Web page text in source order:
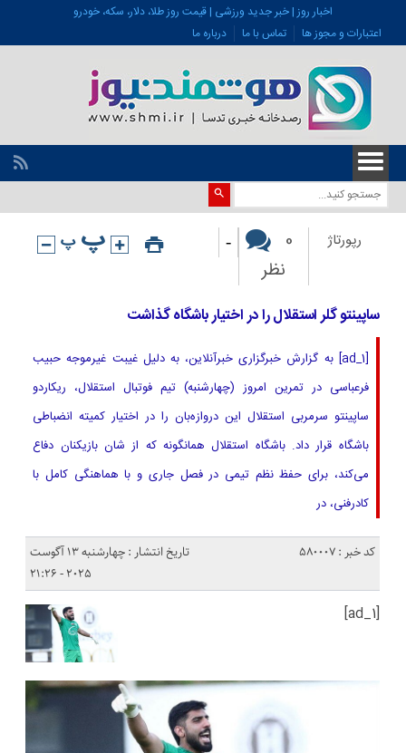
اخبار روز | خبر جدید ورزشی | قیمت روز طلا، دلار، سکه، خودرو
اعتبارات و مجوز ها
تماس با ما درباره ما
رپورتاژ
0
نظر
-
ساپینتو گلر استقلال را در اختیار باشگاه گذاشت
[ad_1] به گزارش خبرگزاری خبرآنلاین، به دلیل غیبت غیرموجه حبیب
فرعباسی در تمرین امروز (چهارشنبه) تیم فوتبال استقلال، ریکاردو
ساپینتو سرمربی استقلال این دروازه‌بان را در اختیار کمیته انضباطی
باشگاه قرار داد. باشگاه استقلال همانگونه که از شان بازیکنان دفاع
می‌کند، برای حفظ نظم تیمی در فصل جاری و با هماهنگی کامل با
کادرفنی، در
کد خبر : 580007
تاریخ انتشار : چهارشنبه 13 آگوست
2025 - 21:26
[ad_1]